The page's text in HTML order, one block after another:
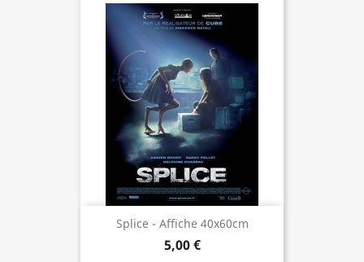
Splice - Affiche 40x60cm
5,00 €